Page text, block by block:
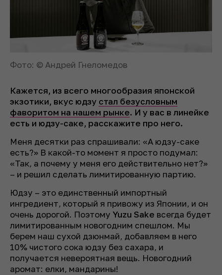
Фото: © Андрей Гнеломедов
Кажется, из всего многообразия японской
экзотики, вкус юдзу стал безусловным
фаворитом на нашем рынке. И у вас в линейке
есть и юдзу-саке, расскажите про него.
Меня десятки раз спрашивали: «А юдзу-саке
есть?» В какой-то момент я просто подумал:
«Так, а почему у меня его действительно нет?»
– и решил сделать лимитированную партию.
Юдзу – это единственный импортный
ингредиент, который я привожу из Японии, и он
очень дорогой. Поэтому Yuzu Sake всегда будет
лимитированным новогодним спешлом. Мы
берем наш сухой дзюнмай, добавляем в него
10% чистого сока юдзу без сахара, и
получается невероятная вещь. Новогодний
аромат: елки, мандарины!